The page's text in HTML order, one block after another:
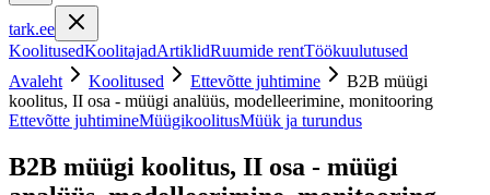
tark.ee
KoolitusedKoolitajadArtiklidRuumide rentTöökuulutused
Avaleht
Koolitused Ettevõtte juhtimine
B2B müügi
koolitus, II osa - müügi analüüs, modelleerimine, monitooring
Ettevõtte juhtimineMüügikoolitusMüük ja turundus
B2B müügi koolitus, II osa - müügi